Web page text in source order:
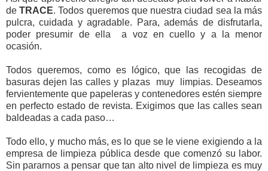
deTRACE. Todos queremos que nuestra ciudad sea la más
pulcra, cuidada y agradable. Para, además de disfrutarla,
poder presumir de ella
a voz en cuello y a la menor
ocasión.
Todos queremos, como es lógico, que las recogidas de
basuras dejen las calles y plazas
muy
limpias. Deseamos
fervientemente que papeleras y contenedores estén siempre
en perfecto estado de revista. Exigimos que las calles sean
baldeadas a cada paso…
Todo ello, y mucho más, es lo que se le viene exigiendo a la
empresa de limpieza pública desde que comenzó su labor.
Sin pararnos a pensar que tan alto nivel de limpieza es muy